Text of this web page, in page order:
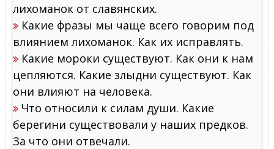
лихоманок от славянских.
Какие фразы мы чаще всего говорим под
влиянием лихоманок. Как их исправлять.
Какие мороки существуют. Как они к нам
цепляются. Какие злыдни существуют. Как
они влияют на человека.
Что относили к силам души. Какие
берегини существовали у наших предков.
За что они отвечали.